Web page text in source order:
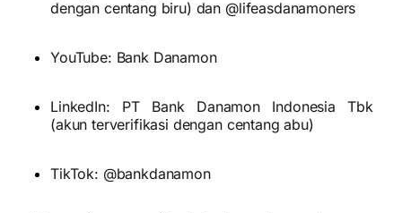
dengan centang biru) dan @lifeasdanamoners
YouTube: Bank Danamon
LinkedIn: PT Bank Danamon Indonesia Tbk
(akun terverifikasi dengan centang abu)
TikTok: @bankdanamon